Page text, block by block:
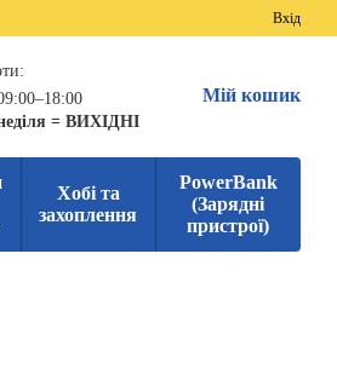
Вхід
= ВИХІДНІ
Мій кошик
Хобі та
захоплення
PowerBank
(Зарядні
пристрої)